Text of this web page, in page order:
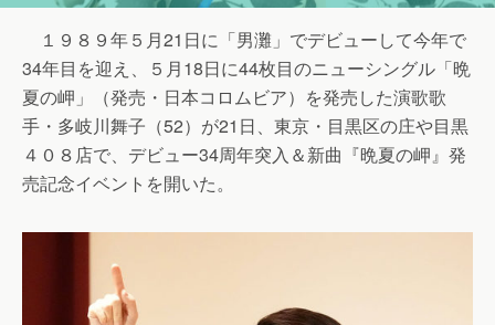
１９８９年５月21日に「男灘」でデビューして今年で
34年目を迎え、５月18日に44枚目のニューシングル「晩
夏の岬」（発売・日本コロムビア）を発売した演歌歌
手・多岐川舞子（52）が21日、東京・目黒区の庄や目黒
４０８店で、デビュー34周年突入＆新曲『晩夏の岬』発
売記念イベントを開いた。